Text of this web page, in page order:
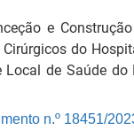
e
do
Local de Saúde do
n.º 18451/